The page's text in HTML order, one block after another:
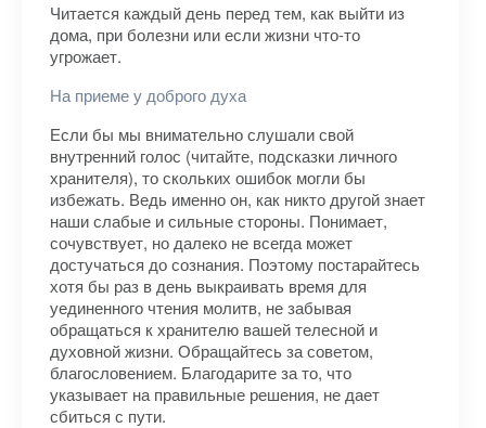
Читается каждый день перед тем, как выйти из
дома, при болезни или если жизни что-то
угрожает.
На приеме у доброго духа
Если бы мы внимательно слушали свой
внутренний голос (читайте, подсказки личного
хранителя), то скольких ошибок могли бы
избежать. Ведь именно он, как никто другой знает
наши слабые и сильные стороны. Понимает,
сочувствует, но далеко не всегда может
достучаться до сознания. Поэтому постарайтесь
хотя бы раз в день выкраивать время для
уединенного чтения молитв, не забывая
обращаться к хранителю вашей телесной и
духовной жизни. Обращайтесь за советом,
благословением. Благодарите за то, что
указывает на правильные решения, не дает
сбиться с пути.